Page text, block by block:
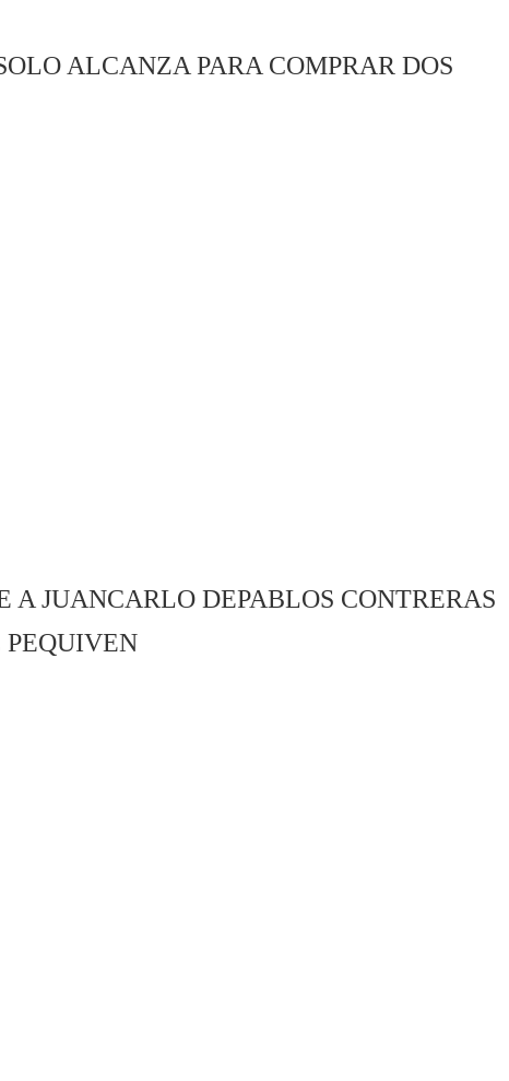
ALCANZA PARA COMPRAR DOS
A JUANCARLO DEPABLOS CONTRERAS
PEQUIVEN